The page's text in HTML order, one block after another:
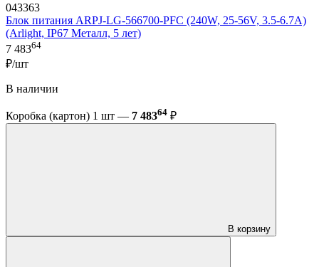
043363
Блок питания ARPJ-LG-566700-PFC (240W, 25-56V, 3.5-6.7A)
(Arlight, IP67 Металл, 5 лет)
7 48364
₽/шт
В наличии
Коробка (картон) 1 шт — 7 48364 ₽
В корзину